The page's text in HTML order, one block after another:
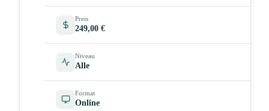
Preis
249,00 €
Niveau
Alle
Format
Online